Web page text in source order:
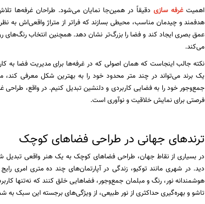
اهمیتغرفه سازیدقیقاً در همین‌جا نمایان می‌شود. طراحان غرفه‌ها
عمق بصری ایجاد کند و فضا را بزرگ‌تر نشان دهد. همچنین انتخاب
می‌کند.
نکته جالب اینجاست که همان اصولی که در غرفه‌ها برای مدیریت فضا به
یک برند می‌تواند در چند متر محدود خود را به بهترین شکل معرفی کند،
جمع‌وجور خود را به فضایی کاربردی و دلنشین تبدیل کنیم. در واقع،
فرصتی برای نمایش خلاقیت و نوآوری است.
ترندهای جهانی در طراحی فضاهای کوچک
در بسیاری از نقاط جهان، طراحی فضاهای کوچک به یک هنر واقعی تبدیل
دید. در شهری مانند توکیو، زندگی در آپارتمان‌های چند ده متری امری
هوشمندانه نور، رنگ و مبلمان جمع‌وجور، فضاهایی خلق کنند که نه‌تنها
تاشو و بهره‌گیری حداکثری از نور طبیعی، از ویژگی‌های برجسته این سبک به